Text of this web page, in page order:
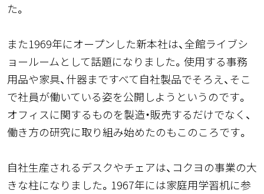
た。
また1969年にオープンした新本社は、全館ライブシ
ョールームとして話題になりました。使用する事務
用品や家具、什器まですべて自社製品でそろえ、そこ
で社員が働いている姿を公開しようというのです。
オフィスに関するものを製造・販売するだけでなく、
働き方の研究に取り組み始めたのもこのころです。
自社生産されるデスクやチェアは、コクヨの事業の大
きな柱になりました。1967年には家庭用学習机に参